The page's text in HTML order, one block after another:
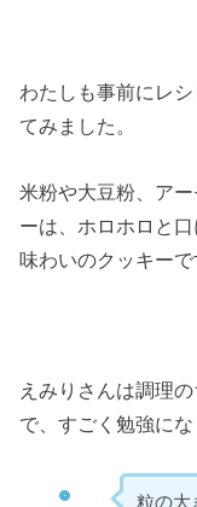
わたしも事前にレ
てみました。
米粉や大豆粉、ア
ーは、ホロホロと
味わいのクッキーで
えみりさんは調理
で、すごく勉強にな
粒の大